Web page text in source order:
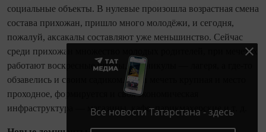
социальные объекты. В нулевые произошла возрастная смена
состава прихожан, пришло много молодёжи, и сегодня,
пожалуй, аксакалы составляют уже меньшинство. Сейчас
среди прихожан множество молодых родителей, при мечетях
работают воскресные школы, в каникулы — лагеря, а где-то
обзавелись и своим садиком. Если мечеть крупная и место
проходное, формируется и своя экономическая
инфраструктура — магазины, кафе, парикмахерские и т. д.
Все новости Татарстана - здесь